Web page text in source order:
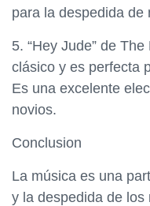
para la despedida de
5. “Hey Jude” de
clásico y es perfecta
Es una excelente
novios.
Conclusion
La música es una
y la despedida de los